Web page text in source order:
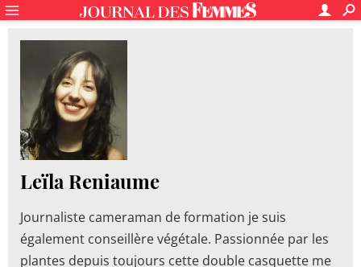
Leïla Reniaume
Journaliste cameraman de formation je suis
également conseillère végétale. Passionnée par les
plantes depuis toujours cette double casquette me